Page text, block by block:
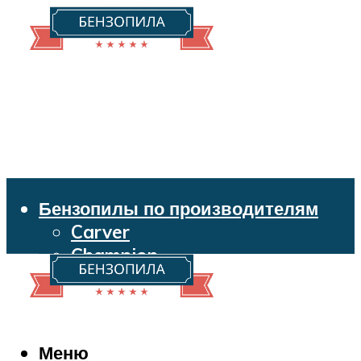
Бензопилы по производителям
Carver
Champion
Echo
Husqvarna
Makita
Меню